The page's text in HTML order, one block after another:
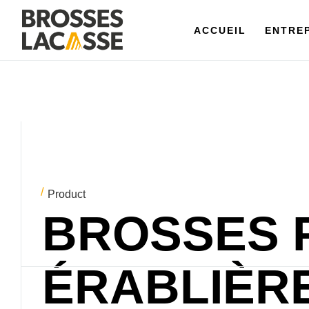
ACCUEIL
ACCUEIL
Product
BROSSES